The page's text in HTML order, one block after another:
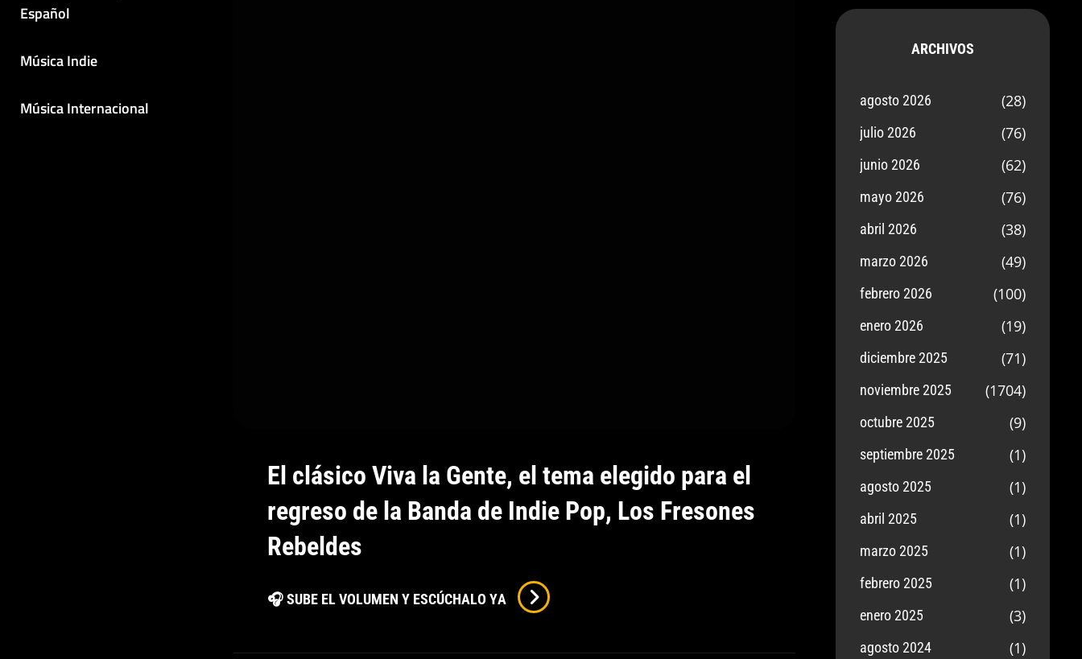
Español
Música Indie
Música Internacional
El clásico Viva la Gente, el tema elegido para el
regreso de la Banda de Indie Pop, Los Fresones
Rebeldes
🎧 SUBE EL VOLUMEN Y ESCÚCHALO YA
Clásico
ARCHIVOS
agosto 2026 (28)
julio 2026 (76)
junio 2026 (62)
mayo 2026 (76)
abril 2026 (38)
marzo 2026 (49)
febrero 2026 (100)
enero 2026 (19)
diciembre 2025 (71)
noviembre 2025 (1704)
octubre 2025 (9)
septiembre 2025 (1)
agosto 2025 (1)
abril 2025 (1)
marzo 2025 (1)
febrero 2025 (1)
enero 2025 (3)
agosto 2024 (1)